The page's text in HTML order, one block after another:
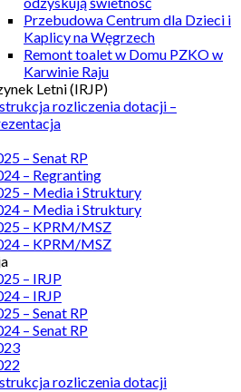
Przebudowa Centrum dla Dzieci i
Kaplicy na Węgrzech
Remont toalet w Domu PZKO w
Karwinie Raju
Letni (IRJP)
rozliczenia dotacji –
– Senat RP
– Regranting
– Media i Struktury
– Media i Struktury
– KPRM/MSZ
– KPRM/MSZ
– IRJP
– IRJP
– Senat RP
– Senat RP
rozliczenia dotacji